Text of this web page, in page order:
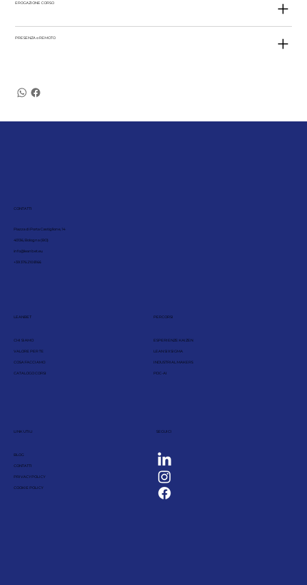
EROGAZIONE CORSO
PRESENZA o REMOTO
CONTATTI
Piazza di Porta Castiglione, 14
40136, Bologna (BO)
info@leanbet.eu
+39 376 210 8166
LEANBET
CHI SIAMO
VALORE PER TE
COSA FACCIAMO
CATALOGO CORSI
PERCORSI
ESPERIENZE KAIZEN
LEAN SIX SIGMA
INDUSTRIAL MAKERS
PDC-AI
LINK UTILI
BLOG
CONTATTI
PRIVACY POLICY
COOKIE POLICY
SEGUICI